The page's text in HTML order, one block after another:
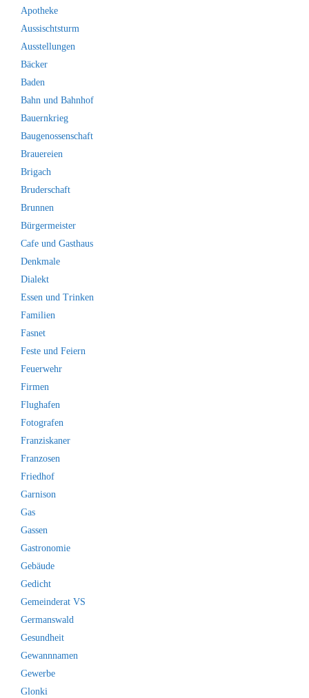
Apotheke
Aussischtsturm
Ausstellungen
Bäcker
Baden
Bahn und Bahnhof
Bauernkrieg
Baugenossenschaft
Brauereien
Brigach
Bruderschaft
Brunnen
Bürgermeister
Cafe und Gasthaus
Denkmale
Dialekt
Essen und Trinken
Familien
Fasnet
Feste und Feiern
Feuerwehr
Firmen
Flughafen
Fotografen
Franziskaner
Franzosen
Friedhof
Garnison
Gas
Gassen
Gastronomie
Gebäude
Gedicht
Gemeinderat VS
Germanswald
Gesundheit
Gewannnamen
Gewerbe
Glonki